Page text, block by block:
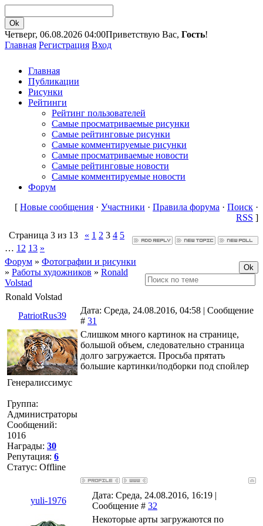
Четверг, 06.08.2026 04:00Приветствую Вас, Гость!
Главная Регистрация Вход
Главная
Публикации
Рисунки
Рейтинги
Рейтинг пользователей
Самые просматриваемые рисунки
Самые рейтинговые рисунки
Самые комментируемые рисунки
Самые просматриваемые новости
Самые рейтинговые новости
Самые комментируемые новости
Форум
[ Новые сообщения · Участники · Правила форума · Поиск ·
RSS ]
Страница 3 из 13 « 1 2 3 4 5
… 12 13 »
Форум » Фотографии и рисунки
» Работы художников » Ronald
Volstad
Ronald Volstad
PatriotRus39
Дата: Среда, 24.08.2016, 04:58 | Сообщение
# 31
Генералиссимус
Группа:
Администраторы
Сообщений:
1016
Награды: 30
Репутация: 6
Статус: Offline
Слишком много картинок на странице,
большой объем, следовательно страница
долго загружается. Просьба прятать
большие картинки/подборки под спойлер
yuli-1976
Дата: Среда, 24.08.2016, 16:19 |
Сообщение # 32
Некоторые арты загружаются по